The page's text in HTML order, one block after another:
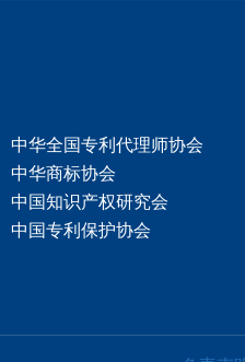
中华全国专利代理师协会
中华商标协会
中国知识产权研究会
中国专利保护协会